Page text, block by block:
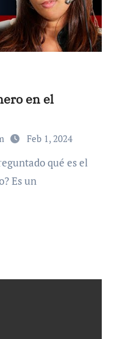
en el
Feb 1, 2024
Es un